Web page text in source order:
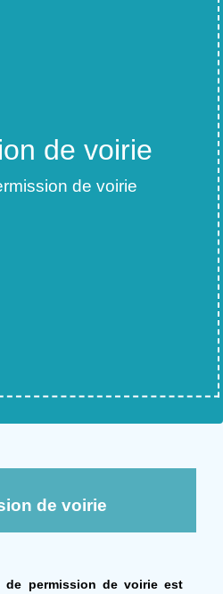
de voirie
de voirie
de voirie
de permission de voirie est